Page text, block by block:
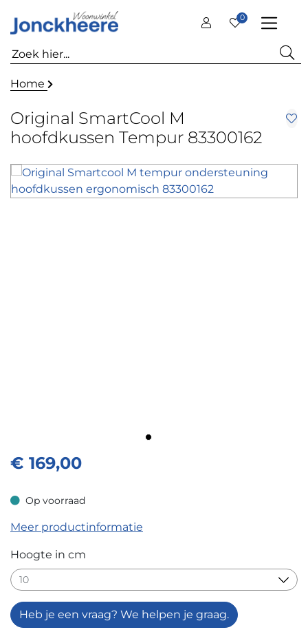
0
Home
Original SmartCool M
hoofdkussen Tempur 83300162
€ 169,00
Op voorraad
Op voorraad
Meer productinformatie
Hoogte in cm
Heb je een vraag? We helpen je graag.